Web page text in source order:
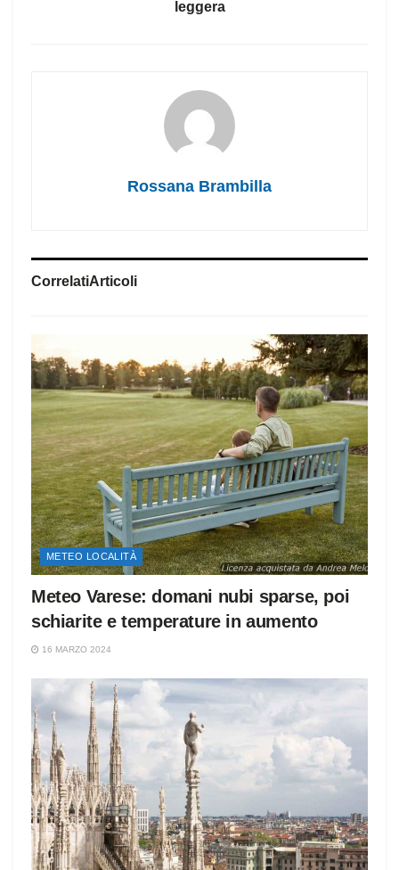
leggera
Rossana Brambilla
CorrelatiArticoli
METEO LOCALITÀ
Meteo Varese: domani nubi sparse, poi
schiarite e temperature in aumento
16 MARZO 2024